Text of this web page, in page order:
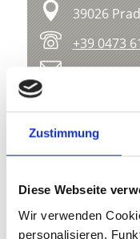
Zustimmung
Diese Webseite
Wir verwenden
personalisieren,
39026
+39 0473
Karte &
Impressionen